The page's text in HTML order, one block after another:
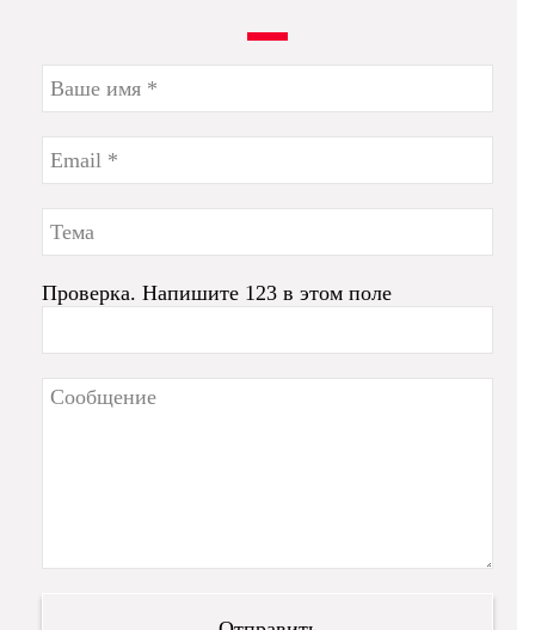
Проверка. Напишите 123 в этом поле